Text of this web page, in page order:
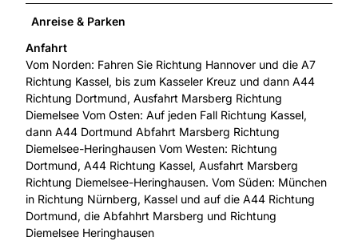
Anreise & Parken
Anfahrt
Vom Norden: Fahren Sie Richtung Hannover und die A7
Richtung Kassel, bis zum Kasseler Kreuz und dann A44
Richtung Dortmund, Ausfahrt Marsberg Richtung
Diemelsee Vom Osten: Auf jeden Fall Richtung Kassel,
dann A44 Dortmund Abfahrt Marsberg Richtung
Diemelsee-Heringhausen Vom Westen: Richtung
Dortmund, A44 Richtung Kassel, Ausfahrt Marsberg
Richtung Diemelsee-Heringhausen. Vom Süden: München
in Richtung Nürnberg, Kassel und auf die A44 Richtung
Dortmund, die Abfahhrt Marsberg und Richtung
Diemelsee Heringhausen